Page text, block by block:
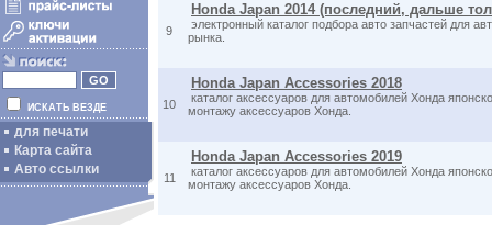
ИСКАТЬ ВЕЗДЕ
для печати
Карта сайта
Авто ссылки
9
Honda Japan 2014 (последний, дальше
электронный каталог подбора авто запчастей для
рынка.
10
Honda Japan Accessories 2018
каталог аксессуаров для автомобилей Хонда
монтажу аксессуаров Хонда.
11
Honda Japan Accessories 2019
каталог аксессуаров для автомобилей Хонда
монтажу аксессуаров Хонда.